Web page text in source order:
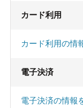
カード利用
カード利用の情
電子決済
電子決済の情報